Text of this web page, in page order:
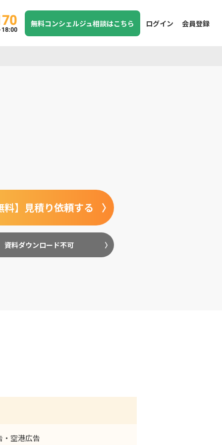
18:00
無料コンシェルジュ相談はこちら ログイン 会員登録
料】見積り依頼する
資料ダウンロード不可
・空港広告